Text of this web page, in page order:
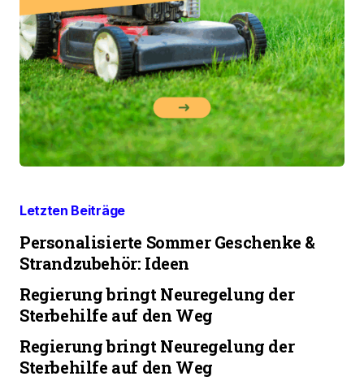
Letzten Beiträge
Personalisierte Sommer Geschenke &
Strandzubehör: Ideen
Regierung bringt Neuregelung der
Sterbehilfe auf den Weg
Regierung bringt Neuregelung der
Sterbehilfe auf den Weg